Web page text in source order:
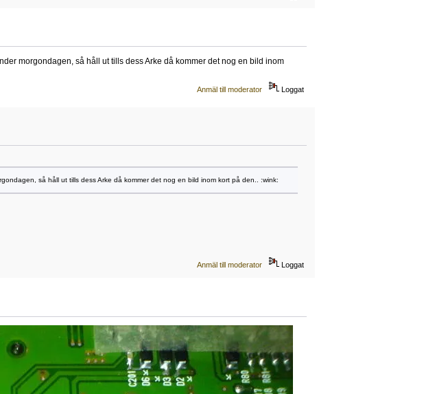
morgondagen, så håll ut tills dess Arke då kommer det nog en bild inom
Anmäl till moderator Loggat
så håll ut tills dess Arke då kommer det nog en bild inom kort på den.. :wink:
Anmäl till moderator Loggat